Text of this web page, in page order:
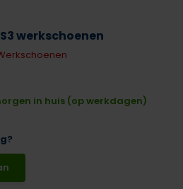
S3 werkschoenen
in huis (op werkdagen)